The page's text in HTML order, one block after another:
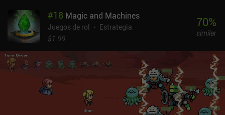
distintos con hechizos únicos. Y entre combate y combate,
equipamos y personalizamos un mazo de 9 a 15 hechizos, creando
un montón de combinaciones posibles. Al subir de nivel o ganar
desbloquear o mejorar. A medida que progresamos, acabamos
desbloqueándolo todo, por lo que podemos elegir libremente en
qué centrarnos primero. Los principales inconvenientes son que
algunos héroes tienen poca variedad de combate, y que los
controles dificultan ver dónde se arrastra un hechizo en el tablero.
Por suerte, el PvP es totalmente justo, ya que podemos usar todos
#18 Magic and Machines
Juegos de rol
Estrategia
$1.99
70%
similar